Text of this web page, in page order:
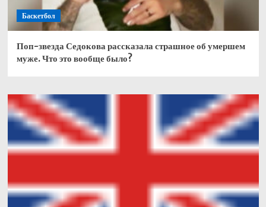
Баскетбол
Поп-звезда Седокова рассказала страшное об умершем
муже. Что это вообще было?